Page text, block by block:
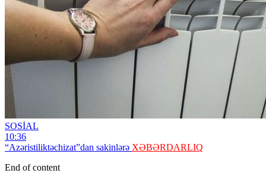
SOSİAL
10:36
“Azəristiliktəchizat”dan sakinlərə XƏBƏRDARLIQ
End of content